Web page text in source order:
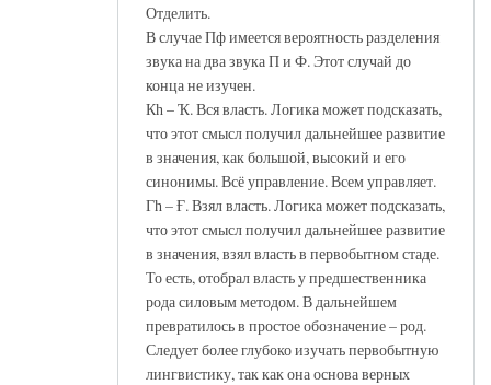
Отделить.
В случае Пф имеется вероятность разделения
звука на два звука П и Ф. Этот случай до
конца не изучен.
Кһ – Ҡ. Вся власть. Логика может подсказать,
что этот смысл получил дальнейшее развитие
в значения, как большой, высокий и его
синонимы. Всё управление. Всем управляет.
Гһ – Ғ. Взял власть. Логика может подсказать,
что этот смысл получил дальнейшее развитие
в значения, взял власть в первобытном стаде.
То есть, отобрал власть у предшественника
рода силовым методом. В дальнейшем
превратилось в простое обозначение – род.
Следует более глубоко изучать первобытную
лингвистику, так как она основа верных